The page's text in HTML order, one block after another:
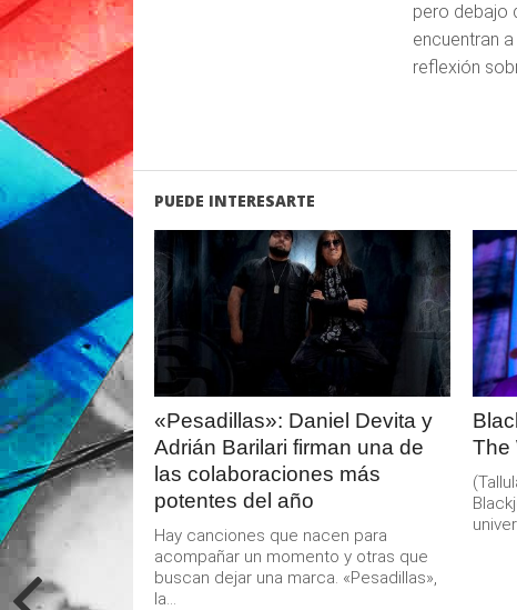
pero debajo
encuentran
reflexión
PUEDE INTERESARTE
LEER
MAS
«Pesadillas»: Daniel Devita y
Adrián Barilari firman una de
las colaboraciones más
potentes del año
Hay canciones que nacen para
acompañar un momento y otras que
buscan dejar una marca. «Pesadillas»,
la...
The